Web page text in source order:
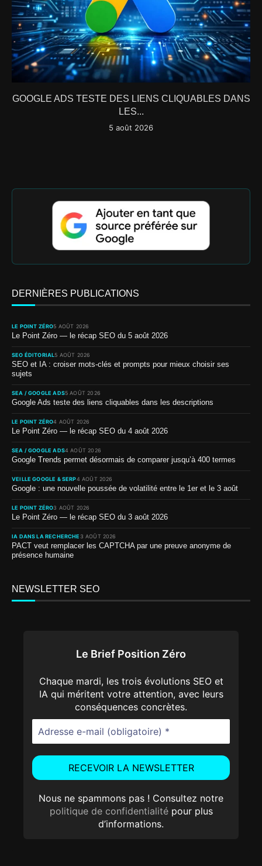
GOOGLE ADS TESTE DES LIENS CLIQUABLES DANS
LES...
5 août 2026
DERNIÈRES PUBLICATIONS
LE POINT ZÉRO5 AOÛT 2026
Le Point Zéro — le récap SEO du 5 août 2026
SEO ÉDITORIAL5 AOÛT 2026
SEO et IA : croiser mots-clés et prompts pour mieux choisir ses
sujets
SEA / GOOGLE ADS5 AOÛT 2026
Google Ads teste des liens cliquables dans les descriptions
LE POINT ZÉRO4 AOÛT 2026
Le Point Zéro — le récap SEO du 4 août 2026
SEA / GOOGLE ADS4 AOÛT 2026
Google Trends permet désormais de comparer jusqu’à 400 termes
VEILLE GOOGLE & SERP4 AOÛT 2026
Google : une nouvelle poussée de volatilité entre le 1er et le 3 août
LE POINT ZÉRO3 AOÛT 2026
Le Point Zéro — le récap SEO du 3 août 2026
IA DANS LA RECHERCHE 3 AOÛT 2026
PACT veut remplacer les CAPTCHA par une preuve anonyme de
présence humaine
NEWSLETTER SEO
Le Brief Position Zéro
Chaque mardi, les trois évolutions SEO et
IA qui méritent votre attention, avec leurs
conséquences concrètes.
Nous ne spammons pas ! Consultez notre
politique de confidentialitépour plus
d’informations.